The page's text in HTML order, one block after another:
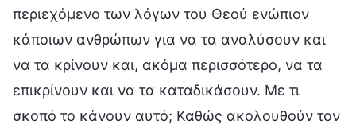
περιεχόμενο των λόγων του Θεού ενώπιον
κάποιων ανθρώπων για να τα αναλύσουν και
να τα κρίνουν και, ακόμα περισσότερο, να τα
επικρίνουν και να τα καταδικάσουν. Με τι
σκοπό το κάνουν αυτό; Καθώς ακολουθούν τον